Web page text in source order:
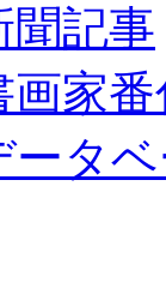
聞記事
画家
ータ